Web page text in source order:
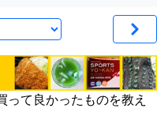
って良かったものを教え